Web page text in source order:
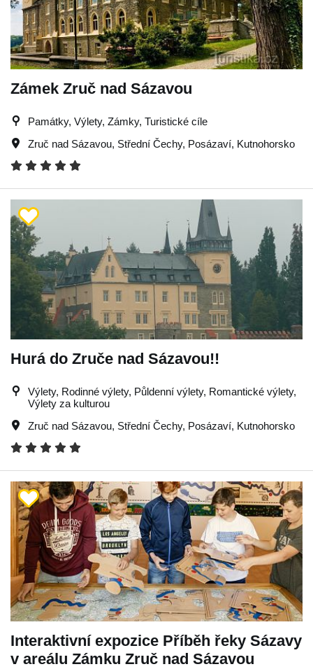
Zámek Zruč nad Sázavou
Památky, Výlety, Zámky, Turistické cíle
Zruč nad Sázavou, Střední Čechy, Posázaví, Kutnohorsko
Hurá do Zruče nad Sázavou!!
Výlety, Rodinné výlety, Půldenní výlety, Romantické výlety,
Výlety za kulturou
Zruč nad Sázavou, Střední Čechy, Posázaví, Kutnohorsko
Interaktivní expozice Příběh řeky Sázavy
v areálu Zámku Zruč nad Sázavou